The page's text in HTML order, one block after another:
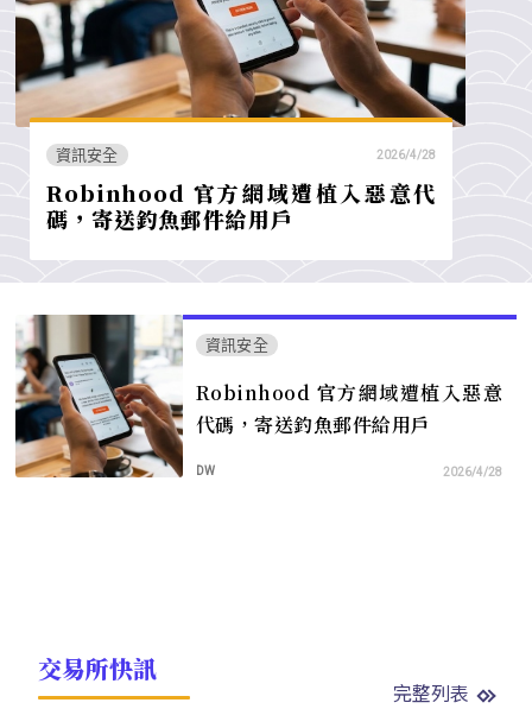
資訊安全 2026/4/28
Robinhood 官方網域遭植入惡意代
碼，寄送釣魚郵件給用戶
資訊安全
Robinhood 官方網域遭植入惡意
代碼，寄送釣魚郵件給用戶
DW 2026/4/28
交易所快訊
完整列表